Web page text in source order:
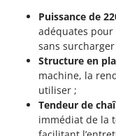
Oriental
Outdoorchef
Palazzetti
Palumbo Pavi
Partisani
Puissance de
adéquates
sans
Structure en
machine, la
utiliser ;
Tendeur de
immédiat de la